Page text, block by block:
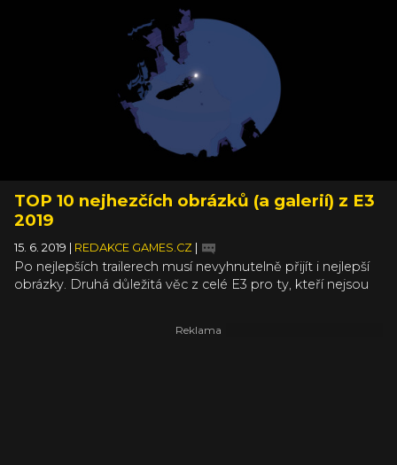
TOP 10 nejhezčích obrázků (a galerií) z E3
2019
15. 6. 2019 REDAKCE GAMES.CZ
Po nejlepších trailerech musí nevyhnutelně přijít i nejlepší
obrázky. Druhá důležitá věc z celé E3 pro ty, kteří nejsou
obzvláště hodně, proto jsme pro vás vybrali ty nejhezčí a